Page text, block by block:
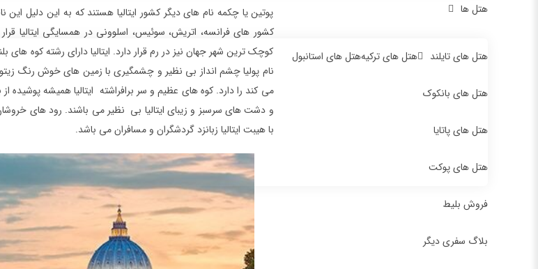
هتل ها
هتل های تایلند
هتل های بانکوک
هتل های پاتایا
هتل های پوکت
هتل های ترکیههتل های استانبول
فروش بلیط
بلاگ سفری دیگر
پوتین یا چکمه نام های دیگر کشور ایتالیا هستند که به این دلیل این
کشور های فرانسه، اتریش، سوئیس، اسلوونی در همسایگی ایتالیا
کوچک ترین شهر جهان نیز در رم قرار دارد. ایتالیا دارای رشته کوه
نام پولیا چشم انداز بی نظیر و چشمگیری با زمین های خوش رنگ
می کند را دارد. کوه های عظیم و سر برافراشته ایتالیا همیشه
و دشت های سرسبز و زیبای ایتالیا بی نظیر می باشند. رود های
با هیبت ایتالیا زبانزد گردشگران و مسافران می باشد.